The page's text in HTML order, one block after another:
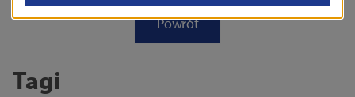
Powrót
Tagi